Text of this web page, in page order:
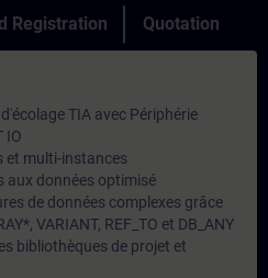
Registration Quotation
TIA avec Périphérie
IO
et multi-instances
aux données optimisé
de données complexes grâce
VARIANT, REF_TO et DB_ANY
bibliothèques de projet et